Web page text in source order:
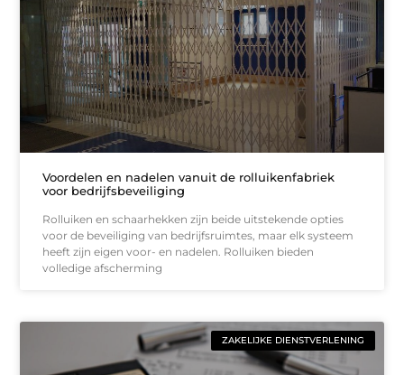
Voordelen en nadelen vanuit de rolluikenfabriek
voor bedrijfsbeveiliging
Rolluiken en schaarhekken zijn beide uitstekende opties
voor de beveiliging van bedrijfsruimtes, maar elk systeem
heeft zijn eigen voor- en nadelen. Rolluiken bieden
volledige afscherming
ZAKELIJKE DIENSTVERLENING